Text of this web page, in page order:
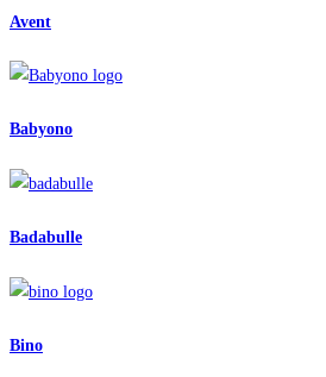
Avent
Babyono
Badabulle
Bino